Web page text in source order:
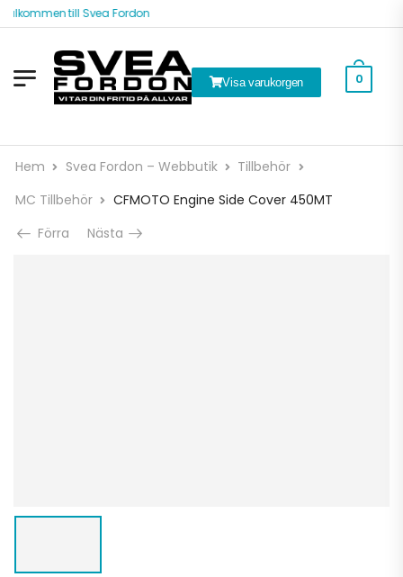
till Svea Fordon
Visa varukorgen 0
Hem Svea Fordon – Webbutik
Tillbehör
MC Tillbehör
CFMOTO Engine Side Cover 450MT
Förra
Nästa